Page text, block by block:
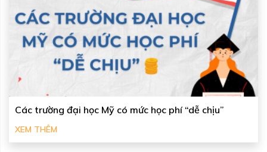
Các trường đại học Mỹ có mức học phí “dễ chịu”
XEM THÊM